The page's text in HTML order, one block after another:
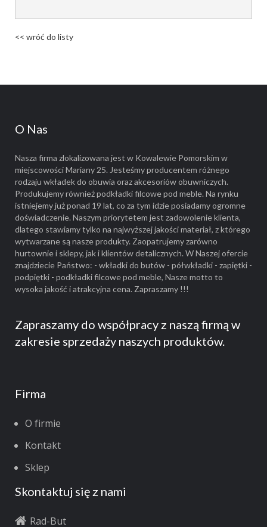
<< wróć do listy
O Nas
Nasza firma zlokalizowana jest w Kowalewie Pomorskim w
miejscowości Mariany 25. Jesteśmy producentem różnego
rodzaju wkładek do obuwia oraz akcesoriów obuwniczych.
Produkujemy również podkładki filcowe pod meble. Na rynku
istniejemy już ponad 19 lat, co za tym idzie posiadamy ogromne
doświadczenie. Naszym priorytetem jest zadowolenie klienta,
dlatego stawiamy tylko na najwyższej jakości materiał, z którego
wytwarzane są nasze produkty. Zaopatrujemy zarówno
hurtownie i sklepy, jak i klientów detalicznych. W Naszej ofercie
znajdziecie Państwo: - wkładki do butów - półwkładki - zapiętki -
podpiętki - podkładki filcowe pod meble, Nasze motto to
wysoka jakość i atrakcyjna cena. Zapraszamy !!!
Zapraszamy do współpracy z naszą firmą w
zakresie sprzedaży naszych produktów.
Firma
O firmie
Kontakt
Sklep
Skontaktuj się z nami
Rad-But